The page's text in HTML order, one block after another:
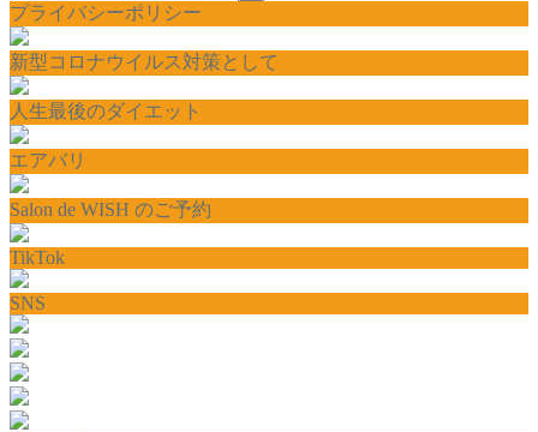
プライバシーポリシー
新型コロナウイルス対策として
人生最後のダイエット
エアバリ
Salon de WISH のご予約
TikTok
SNS